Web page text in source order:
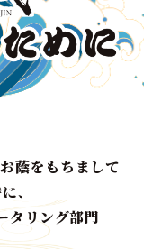
蔭をもちまして
、
タリング部門